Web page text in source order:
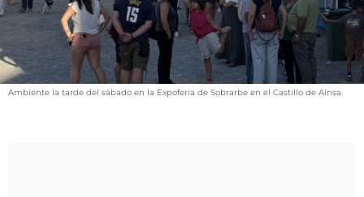
VÍDEOS
CONTACTAR
FIESTAS EN EL ALTO ARAGÓN
FIESTAS DE SAN LORENZO
Ambiente la tarde del sábado en la Expoferia de Sobrarbe en el Castillo de Aínsa.